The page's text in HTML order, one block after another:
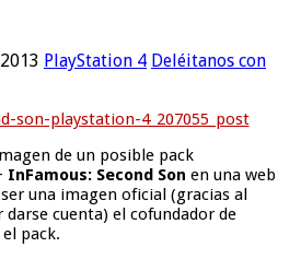
PlayStation 4 Deléitanos con
de un posible pack
InFamous: Second Son en una web
una imagen oficial (gracias al
cuenta) el cofundador de
pack.